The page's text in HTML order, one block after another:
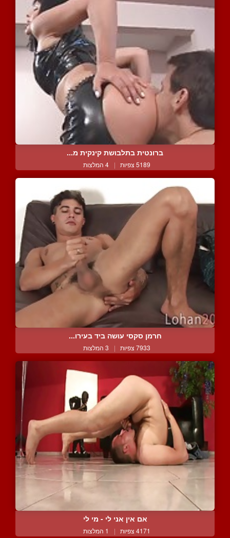
ברונטית בתלבושת קינקית מ...
5189 צפיות | 4 המלצות
חרמן סקסי עושה ביד בעירו...
7933 צפיות | 3 המלצות
אם אין אני לי - מי לי
4171 צפיות | 1 המלצות